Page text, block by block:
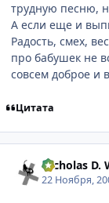
трудную песню,
А если еще и
Радость, смех,
про бабушек не
совсем доброе и
Цитата
Nicholas D.
22 Ноября,